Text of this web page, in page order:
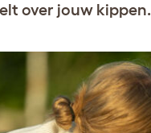
over jouw kippen.